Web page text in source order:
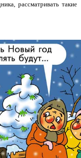
рассматривать такие